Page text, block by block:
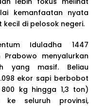
kemanfaatan nyata
di pelosok negeri.
Iduladha 1447
Prabowo menyalurkan
yang masif. Beliau
ekor sapi berbobot
kg hingga 1,3 ton)
seluruh provinsi,